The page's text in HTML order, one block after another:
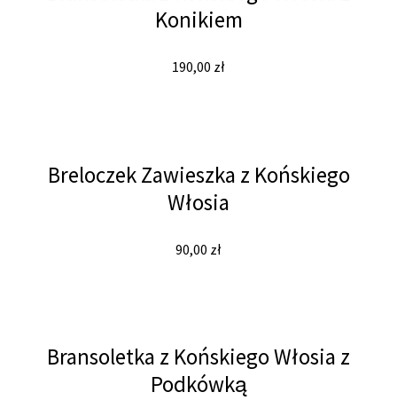
Konikiem
190,00 zł
Breloczek Zawieszka z Końskiego
Włosia
90,00 zł
Bransoletka z Końskiego Włosia z
Podkówką